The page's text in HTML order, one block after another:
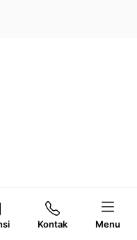
Kontak Menu